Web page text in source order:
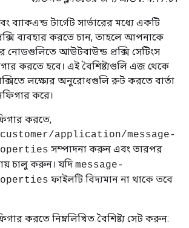
টার্গেট সার্ভারের মধ্যে একটি
ব্যবহার করতে চান, তাহলে আপনাকে
নোডগুলিতে আউটবাউন্ড প্রক্সি সেটিংস
করতে হবে। এই বৈশিষ্ট্যগুলি এজ থেকে
লক্ষ্যের অনুরোধগুলি রুট করতে বার্তা
করে।
করতে,
application/message-
সম্পাদনা করুন এবং তারপর
চালু করুন। যদি message-
ফাইলটি বিদ্যমান না থাকে তবে
করতে নিম্নলিখিত বৈশিষ্ট্য সেট করুন: